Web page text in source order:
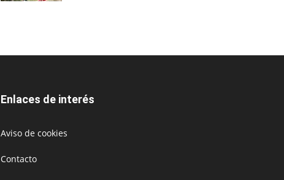
Enlaces de interés
Aviso de cookies
Contacto